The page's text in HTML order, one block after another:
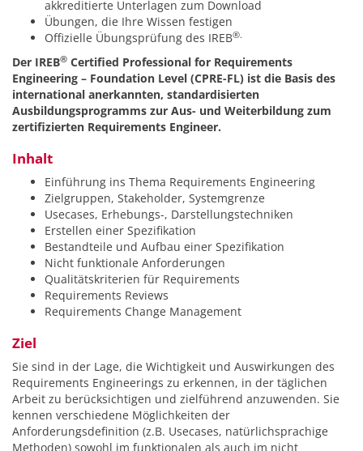
akkreditierte Unterlagen zum Download
Übungen, die Ihre Wissen festigen
Offizielle Übungsprüfung des IREB®.
Der IREB® Certified Professional for Requirements
Engineering – Foundation Level (CPRE-FL) ist die Basis des
international anerkannten, standardisierten
Ausbildungsprogramms zur Aus- und Weiterbildung zum
zertifizierten Requirements Engineer.
Inhalt
Einführung ins Thema Requirements Engineering
Zielgruppen, Stakeholder, Systemgrenze
Usecases, Erhebungs-, Darstellungstechniken
Erstellen einer Spezifikation
Bestandteile und Aufbau einer Spezifikation
Nicht funktionale Anforderungen
Qualitätskriterien für Requirements
Requirements Reviews
Requirements Change Management
Ziel
Sie sind in der Lage, die Wichtigkeit und Auswirkungen des
Requirements Engineerings zu erkennen, in der täglichen
Arbeit zu berücksichtigen und zielführend anzuwenden. Sie
kennen verschiedene Möglichkeiten der
Anforderungsdefinition (z.B. Usecases, natürlichsprachige
Methoden) sowohl im funktionalen als auch im nicht